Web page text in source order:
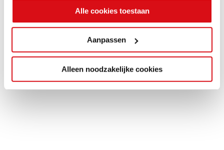
Alle cookies toestaan
Aanpassen
Alleen noodzakelijke cookies